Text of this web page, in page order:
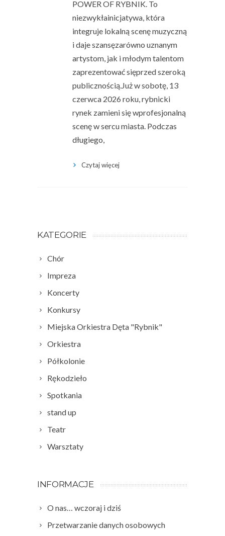
POWER OF RYBNIK. To
niezwykłainicjatywa, która
integruje lokalną scenę muzyczną
i daje szansęzarówno uznanym
artystom, jak i młodym talentom
zaprezentować sięprzed szeroką
publicznością.Już w sobotę, 13
czerwca 2026 roku, rybnicki
rynek zamieni się wprofesjonalną
scenę w sercu miasta. Podczas
długiego,
Czytaj więcej
KATEGORIE
Chór
Impreza
Koncerty
Konkursy
Miejska Orkiestra Dęta "Rybnik"
Orkiestra
Półkolonie
Rękodzieło
Spotkania
stand up
Teatr
Warsztaty
INFORMACJE
O nas… wczoraj i dziś
Przetwarzanie danych osobowych